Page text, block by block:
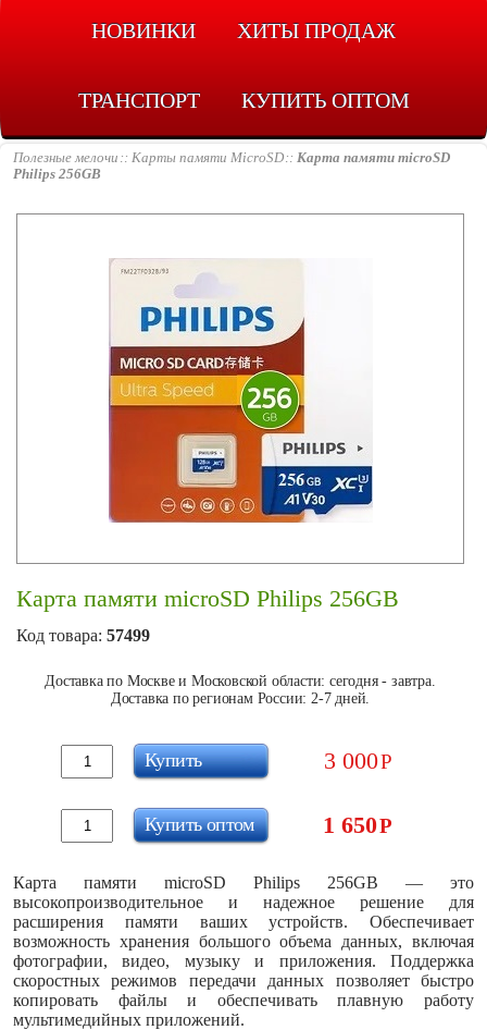
НОВИНКИ ХИТЫ ПРОДАЖ
ТРАНСПОРТ КУПИТЬ ОПТОМ
Полезные мелочи Карты памяти MicroSD
Карта памяти microSD
Philips 256GB
Карта памяти microSD Philips 256GB
Код товара: 57499
Доставка по Москве и Московской области: сегодня - завтра.
Доставка по регионам России: 2-7 дней.
3 000Р
Купить
1 650Р
Купить оптом
Карта памяти microSD Philips 256GB — это
высокопроизводительное и надежное решение для
расширения памяти ваших устройств. Обеспечивает
возможность хранения большого объема данных, включая
фотографии, видео, музыку и приложения. Поддержка
скоростных режимов передачи данных позволяет быстро
копировать файлы и обеспечивать плавную работу
мультимедийных приложений.